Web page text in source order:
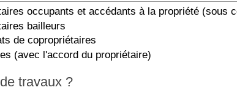
occupants et accédants à la propriété (sous
bailleurs
de copropriétaires
(avec l'accord du propriétaire)
travaux ?